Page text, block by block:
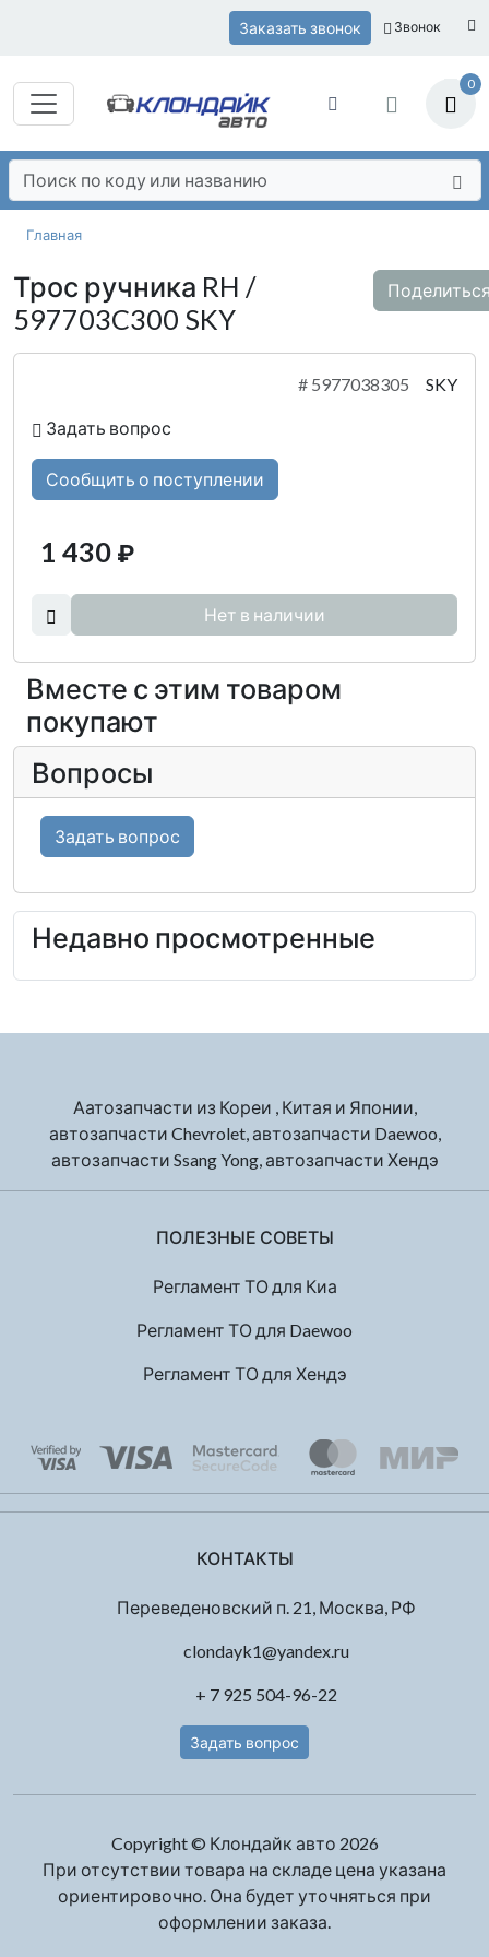
Заказать звонок Звонок
0
Главная
Трос ручника RH /
597703C300 SKY
# 5977038305 SKY
Задать вопрос
Сообщить о поступлении
1 430 ₽
Нет в наличии
Вместе с этим товаром
покупают
Вопросы
Задать вопрос
Недавно просмотренные
Аатозапчасти из Кореи , Китая и Японии,
автозапчасти Chevrolet, автозапчасти Daewoo,
автозапчасти Ssang Yong, автозапчасти Хендэ
ПОЛЕЗНЫЕ СОВЕТЫ
Регламент ТО для Киа
Регламент ТО для Daewoo
Регламент ТО для Хендэ
КОНТАКТЫ
Переведеновский п. 21, Москва, РФ
clondayk1@yandex.ru
+ 7 925 504-96-22
Задать вопрос
Copyright © Клондайк авто 2026
При отсутствии товара на складе цена указана
ориентировочно. Она будет уточняться при
оформлении заказа.